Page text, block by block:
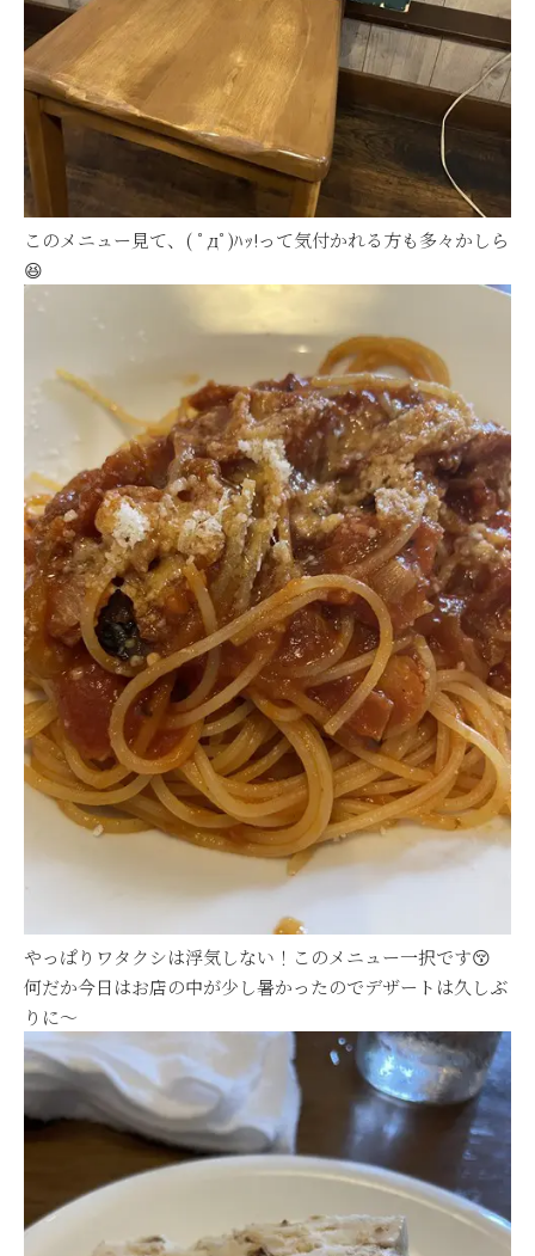
このメニュー見て、( ﾟдﾟ)ﾊｯ!って気付かれる方も多々かしら
😆
やっぱりワタクシは浮気しない！このメニュー一択です😚
何だか今日はお店の中が少し暑かったのでデザートは久しぶ
りに～